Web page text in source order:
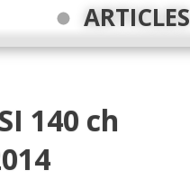
ARTICLES
140 ch